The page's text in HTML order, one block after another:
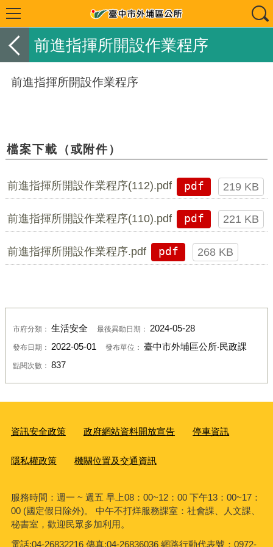
前進指揮所開設作業程序
前進指揮所開設作業程序
檔案下載（或附件）
前進指揮所開設作業程序(112).pdf pdf 219 KB
前進指揮所開設作業程序(110).pdf pdf 221 KB
前進指揮所開設作業程序.pdf pdf 268 KB
市府分類： 生活安全 最後異動日期： 2024-05-28
發布日期： 2022-05-01 發布單位： 臺中市外埔區公所‧民政課
點閱次數： 837
資訊安全政策 政府網站資料開放宣告 停車資訊
隱私權政策 機關位置及交通資訊
服務時間：週一 ~ 週五 早上08：00~12：00 下午13：00~17：
00 (國定假日除外)。 中午不打烊服務課室：社會課、人文課、
秘書室，歡迎民眾多加利用。
電話:04-26832216 傳真:04-26836036 網路行動代表號：0972-